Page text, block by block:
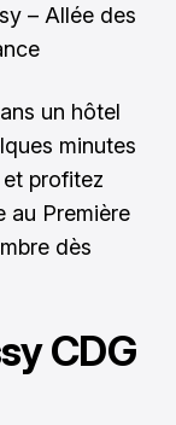
– Allée des
un hôtel
minutes
profitez
au Première
dès
CDG